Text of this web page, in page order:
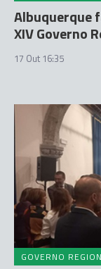
Albuquerque
XIV Governo
17 Out 16:35
GOVERNO